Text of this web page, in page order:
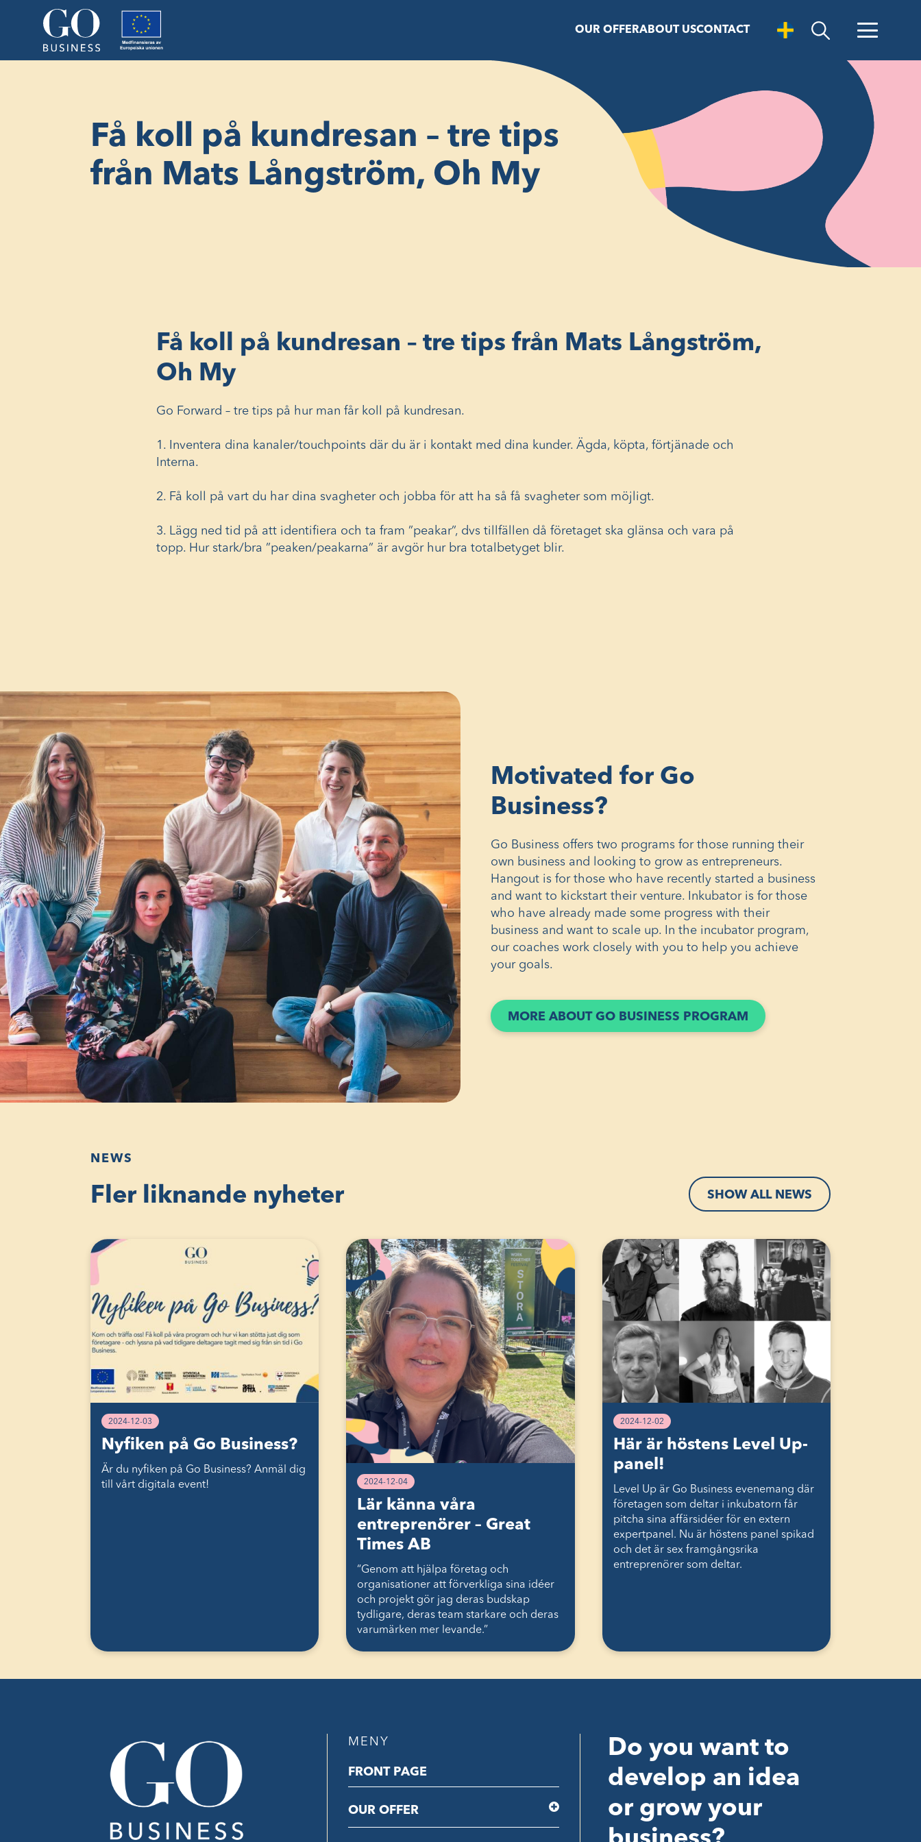
OUR OFFERABOUT USCONTACT
Open Search
-
Få koll på kundresan – tre tips
från Mats Långström, Oh My
Få koll på kundresan – tre tips från Mats Långström,
Oh My
Go Forward – tre tips på hur man får koll på kundresan.
1. Inventera dina kanaler/touchpoints där du är i kontakt med dina kunder. Ägda, köpta, förtjänade och
Interna.
2. Få koll på vart du har dina svagheter och jobba för att ha så få svagheter som möjligt.
3. Lägg ned tid på att identifiera och ta fram ”peakar”, dvs tillfällen då företaget ska glänsa och vara på
topp. Hur stark/bra ”peaken/peakarna” är avgör hur bra totalbetyget blir.
Motivated for Go
Business?
Go Business offers two programs for those running their
own business and looking to grow as entrepreneurs.
Hangout is for those who have recently started a business
and want to kickstart their venture. Inkubator is for those
who have already made some progress with their
business and want to scale up. In the incubator program,
our coaches work closely with you to help you achieve
your goals.
MORE ABOUT GO BUSINESS PROGRAM
(ÖPPNAS
I
NEWS
Fler liknande nyheter SHOW ALL NEWS
2024-12-03
Nyfiken på Go Business?
Är du nyfiken på Go Business? Anmäl dig
till vårt digitala event!
2024-12-04
Lär känna våra
entreprenörer – Great
Times AB
“Genom att hjälpa företag och
organisationer att förverkliga sina idéer
och projekt gör jag deras budskap
tydligare, deras team starkare och deras
varumärken mer levande.”
2024-12-02
Här är höstens Level Up-
panel!
Level Up är Go Business evenemang där
företagen som deltar i inkubatorn får
pitcha sina affärsidéer för en extern
expertpanel. Nu är höstens panel spikad
och det är sex framgångsrika
entreprenörer som deltar.
MENY
FRONT PAGE
OUR OFFER
Do you want to
develop an idea
or grow your